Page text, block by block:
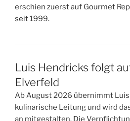
erschien zuerst auf Gourmet
seit 1999.
Luis Hendricks folgt
Elverfeld
Ab August 2026 übernimmt
kulinarische Leitung und wird
an mitgestalten. Die